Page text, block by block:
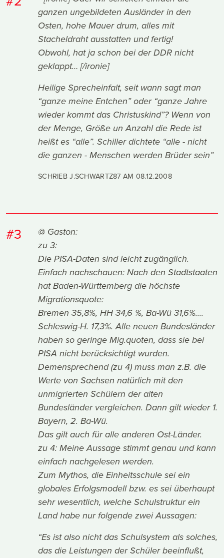
ganzen ungebildeten Ausländer in den
Osten, hohe Mauer drum, alles mit
Stacheldraht ausstatten und fertig!
Obwohl, hat ja schon bei der DDR nicht
geklappt… [/ironie]
Heilige Sprecheinfalt, seit wann sagt man
“ganze meine Entchen” oder “ganze Jahre
wieder kommt das Christuskind”? Wenn von
der Menge, Größe un Anzahl die Rede ist
heißt es “alle”. Schiller dichtete “alle - nicht
die ganzen - Menschen werden Brüder sein”
SCHRIEB J.SCHWARTZ87 AM 08.12.2008
#3
@ Gaston:
zu 3:
Die PISA-Daten sind leicht zugänglich.
Einfach nachschauen: Nach den Stadtstaaten
hat Baden-Württemberg die höchste
Migrationsquote:
Bremen 35,8%, HH 34,6 %, Ba-Wü 31,6%....
Schleswig-H. 17,3%. Alle neuen Bundesländer
haben so geringe Mig.quoten, dass sie bei
PISA nicht berücksichtigt wurden.
Demensprechend (zu 4) muss man z.B. die
Werte von Sachsen natürlich mit den
unmigrierten Schülern der alten
Bundesländer vergleichen. Dann gilt wieder 1.
Bayern, 2. Ba-Wü.
Das gilt auch für alle anderen Ost-Länder.
zu 4: Meine Aussage stimmt genau und kann
einfach nachgelesen werden.
Zum Mythos, die Einheitsschule sei ein
globales Erfolgsmodell bzw. es sei überhaupt
sehr wesentlich, welche Schulstruktur ein
Land habe nur folgende zwei Aussagen:
“Es ist also nicht das Schulsystem als solches,
das die Leistungen der Schüler beeinflußt,